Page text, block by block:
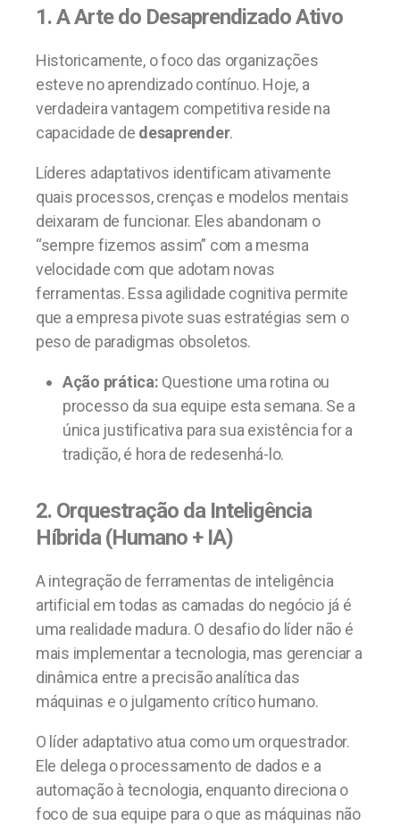
1. A Arte do Desaprendizado Ativo
Historicamente, o foco das organizações
esteve no aprendizado contínuo. Hoje, a
verdadeira vantagem competitiva reside na
capacidade de desaprender.
Líderes adaptativos identificam ativamente
quais processos, crenças e modelos mentais
deixaram de funcionar. Eles abandonam o
“sempre fizemos assim” com a mesma
velocidade com que adotam novas
ferramentas. Essa agilidade cognitiva permite
que a empresa pivote suas estratégias sem o
peso de paradigmas obsoletos.
Ação prática: Questione uma rotina ou
processo da sua equipe esta semana. Se a
única justificativa para sua existência for a
tradição, é hora de redesenhá-lo.
2. Orquestração da Inteligência
Híbrida (Humano + IA)
A integração de ferramentas de inteligência
artificial em todas as camadas do negócio já é
uma realidade madura. O desafio do líder não é
mais implementar a tecnologia, mas gerenciar a
dinâmica entre a precisão analítica das
máquinas e o julgamento crítico humano.
O líder adaptativo atua como um orquestrador.
Ele delega o processamento de dados e a
automação à tecnologia, enquanto direciona o
foco de sua equipe para o que as máquinas não